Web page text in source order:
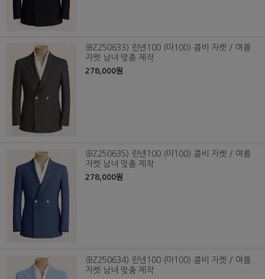
(BZ250633) 린넨100 (마100) 콤비 자켓 / 여름
자켓 남녀 맞춤 제작
278,000원
(BZ250635) 린넨100 (마100) 콤비 자켓 / 여름
자켓 남녀 맞춤 제작
278,000원
(BZ250634) 린넨100 (마100) 콤비 자켓 / 여름
자켓 남녀 맞춤 제작